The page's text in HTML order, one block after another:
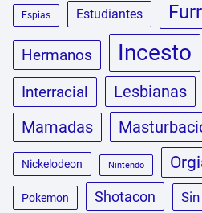
Espias Estudiantes
Hermanos Incesto
Interracial Lesbianas
Mamadas
Nickelodeon Nintendo
Pokemon Shotacon